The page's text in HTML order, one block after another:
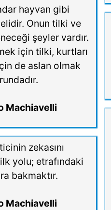
hayvan gibi
Onun tilki ve
şeyler vardır.
için tilki, kurtları
de aslan olmak
Machiavelli
zekasını
yolu; etrafındaki
bakmaktır.
Machiavelli